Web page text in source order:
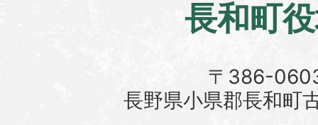
長和町
〒386-
長野県小県郡長和町